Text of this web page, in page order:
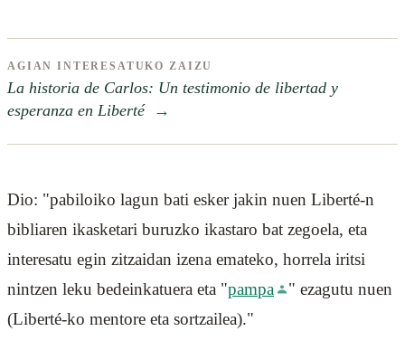
AGIAN INTERESATUKO ZAIZU
La historia de Carlos: Un testimonio de libertad y
esperanza en Liberté →
Dio: "pabiloiko lagun bati esker jakin nuen Liberté-n
bibliaren ikasketari buruzko ikastaro bat zegoela, eta
interesatu egin zitzaidan izena emateko, horrela iritsi
nintzen leku bedeinkatuera eta "pampa
" ezagutu nuen
(Liberté-ko mentore eta sortzailea)."